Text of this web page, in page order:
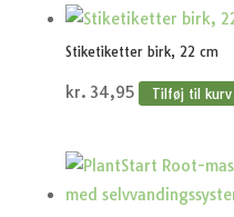
Stiketiketter birk, 22 cm
kr. 34,95 Tilføj til kurv